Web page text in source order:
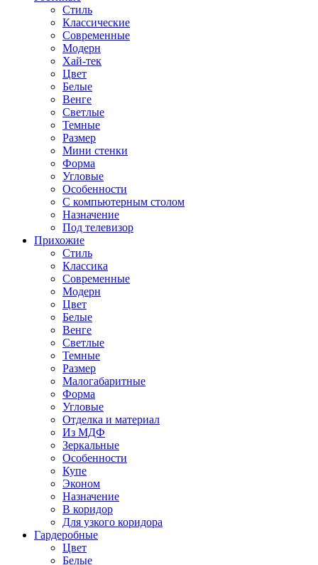
Стиль
Классические
Современные
Модерн
Хай-тек
Цвет
Белые
Венге
Светлые
Темные
Размер
Мини стенки
Форма
Угловые
Особенности
С компьютерным столом
Назначение
Под телевизор
Прихожие
Стиль
Классика
Современные
Модерн
Цвет
Белые
Венге
Светлые
Темные
Размер
Малогабаритные
Форма
Угловые
Отделка и материал
Из МДФ
Зеркальные
Особенности
Купе
Эконом
Назначение
В коридор
Для узкого коридора
Гардеробные
Цвет
Белые